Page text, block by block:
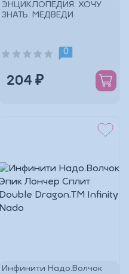
ЭНЦИКЛОПЕДИЯ. ХОЧУ
ЗНАТЬ. МЕДВЕДИ
0
204 ₽
Инфинити Надо.Волчок